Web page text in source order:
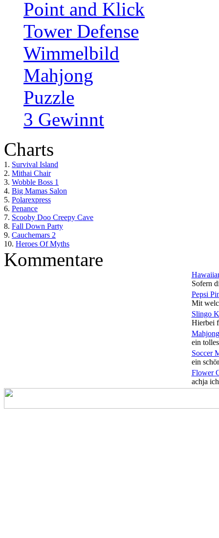
Point and Klick
Tower Defense
Wimmelbild
Mahjong
Puzzle
3 Gewinnt
Charts
1. Survival Island
2. Mithai Chair
3. Wobble Boss 1
4. Big Mamas Salon
5. Polarexpress
6. Penance
7. Scooby Doo Creepy Cave
8. Fall Down Party
9. Cauchemars 2
10. Heroes Of Myths
Kommentare
Sofern
Pepsi
Mit
Slingo
Hierbei
ein
Soccer
ein
Flower
achja